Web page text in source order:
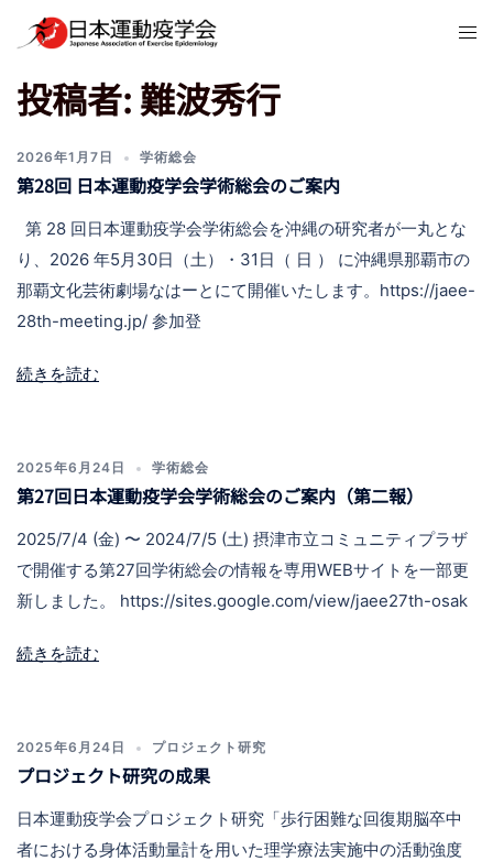
ト
投稿者:難波秀行
2026年1月7日 学術総会
第28回 日本運動疫学会学術総会のご案内
第 28 回日本運動疫学会学術総会を沖縄の研究者が一丸とな
り、2026 年5月30日（土）・31日（ 日 ） に沖縄県那覇市の
那覇文化芸術劇場なはーとにて開催いたします。https://jaee-
28th-meeting.jp/ 参加登
続きを読む
2025年6月24日 学術総会
第27回日本運動疫学会学術総会のご案内（第二報）
2025/7/4 (金) 〜 2024/7/5 (土) 摂津市立コミュニティプラザ
で開催する第27回学術総会の情報を専用WEBサイトを一部更
新しました。 https://sites.google.com/view/jaee27th-osak
続きを読む
2025年6月24日 プロジェクト研究
プロジェクト研究の成果
日本運動疫学会プロジェクト研究「歩行困難な回復期脳卒中
者における身体活動量計を用いた理学療法実施中の活動強度